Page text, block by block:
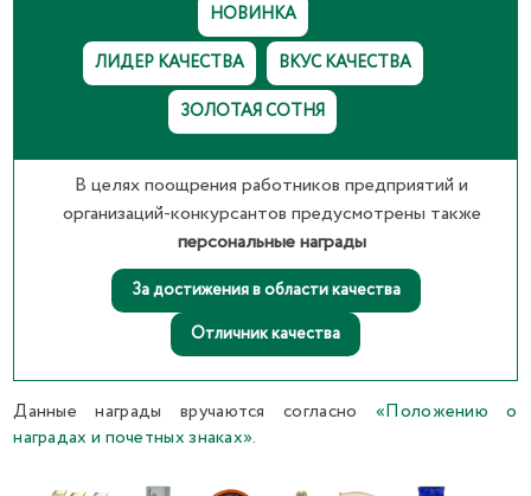
НОВИНКА
ЛИДЕР КАЧЕСТВА ВКУС КАЧЕСТВА
ЗОЛОТАЯ СОТНЯ
В целях поощрения работников предприятий и
организаций-конкурсантов предусмотрены также
персональные награды
За достижения в области качества
Отличник качества
Данные награды вручаются согласно«Положению о
наградах и почетных знаках».